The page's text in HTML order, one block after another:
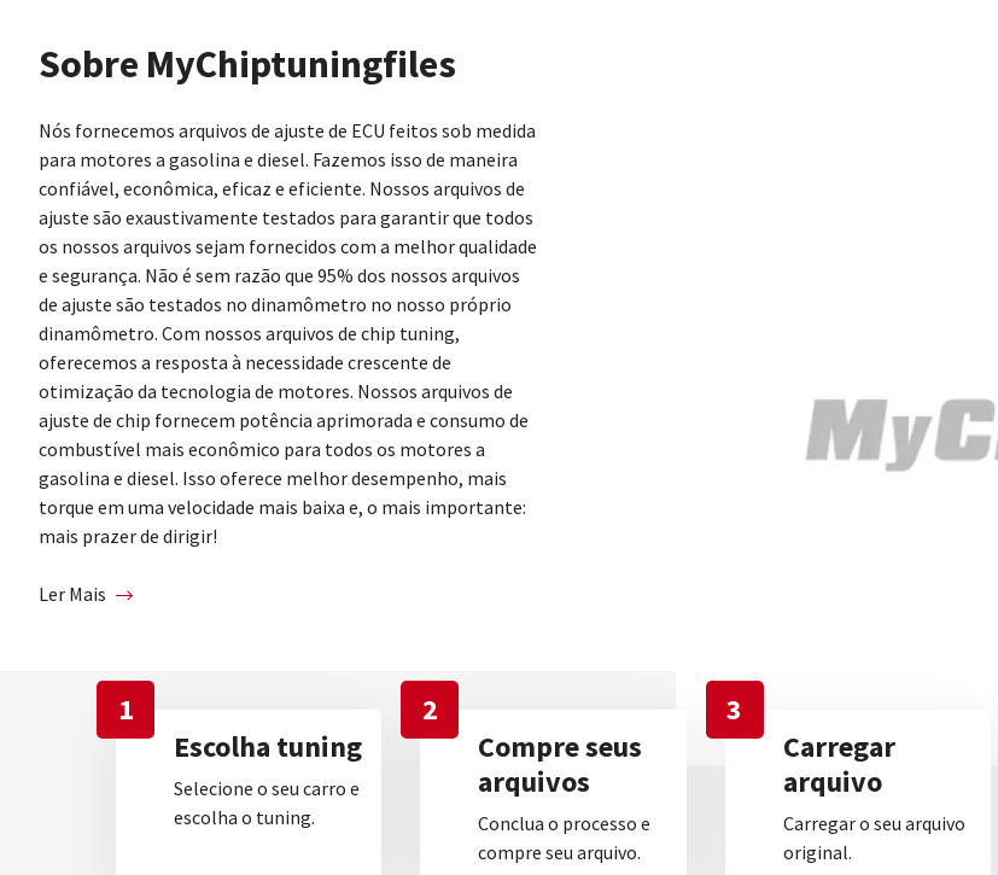
Sobre MyChiptuningfiles
Nós fornecemos arquivos de ajuste de ECU feitos sob medida
para motores a gasolina e diesel. Fazemos isso de maneira
confiável, econômica, eficaz e eficiente. Nossos arquivos de
ajuste são exaustivamente testados para garantir que todos
os nossos arquivos sejam fornecidos com a melhor qualidade
e segurança. Não é sem razão que 95% dos nossos arquivos
de ajuste são testados no dinamômetro no nosso próprio
dinamômetro. Com nossos arquivos de chip tuning,
oferecemos a resposta à necessidade crescente de
otimização da tecnologia de motores. Nossos arquivos de
ajuste de chip fornecem potência aprimorada e consumo de
combustível mais econômico para todos os motores a
gasolina e diesel. Isso oferece melhor desempenho, mais
torque em uma velocidade mais baixa e, o mais importante:
mais prazer de dirigir!
Ler Mais
1
Escolha tuning
Selecione o seu carro e
escolha o tuning.
2
Compre seus
arquivos
Conclua o processo e
compre seu arquivo.
3
Carregar
arquivo
Carregar o seu arquivo
original.